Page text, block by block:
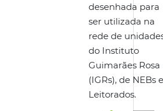
desenhada para
ser utilizada na
rede de
do Instituto
Guimarães Rosa
(IGRs), de NEBs e
Leitorados.